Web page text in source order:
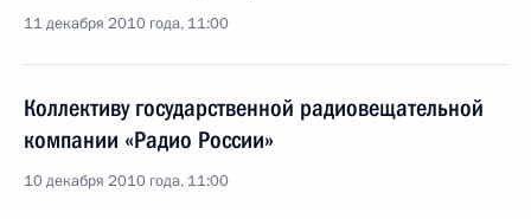
11 декабря 2010 года, 11:00
Коллективу государственной радиовещательной
компании «Радио России»
10 декабря 2010 года, 11:00